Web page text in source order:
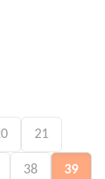
21
38 39